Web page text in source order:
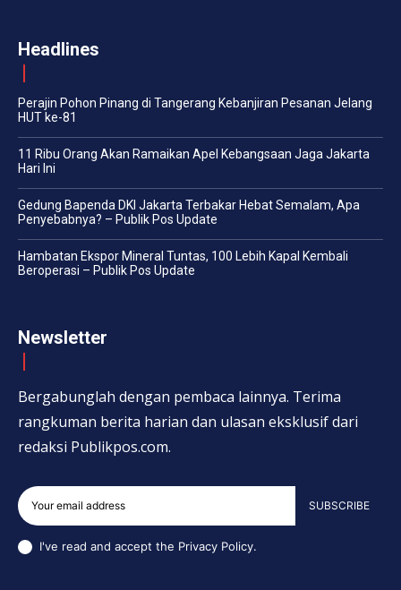
Headlines
Perajin Pohon Pinang di Tangerang Kebanjiran Pesanan Jelang
HUT ke-81
11 Ribu Orang Akan Ramaikan Apel Kebangsaan Jaga Jakarta
Hari Ini
Gedung Bapenda DKI Jakarta Terbakar Hebat Semalam, Apa
Penyebabnya? – Publik Pos Update
Hambatan Ekspor Mineral Tuntas, 100 Lebih Kapal Kembali
Beroperasi – Publik Pos Update
Newsletter
Bergabunglah dengan pembaca lainnya. Terima
rangkuman berita harian dan ulasan eksklusif dari
redaksi Publikpos.com.
SUBSCRIBE
I've read and accept the Privacy Policy.